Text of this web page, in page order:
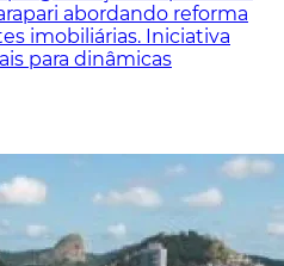
abordando reforma
imobiliárias. Iniciativa
para dinâmicas